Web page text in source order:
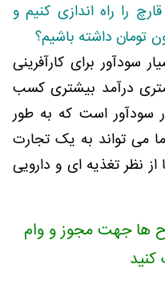
را راه اندازی کنیم و
سودآور برای کارآفرینی
درآمد بیشتری کسب
سودآور است که به طور
می تواند به یک تجارت
از نظر تغذیه ای و دارویی
ها جهت مجوز و وام